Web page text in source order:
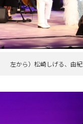
左から）松崎しげる、由